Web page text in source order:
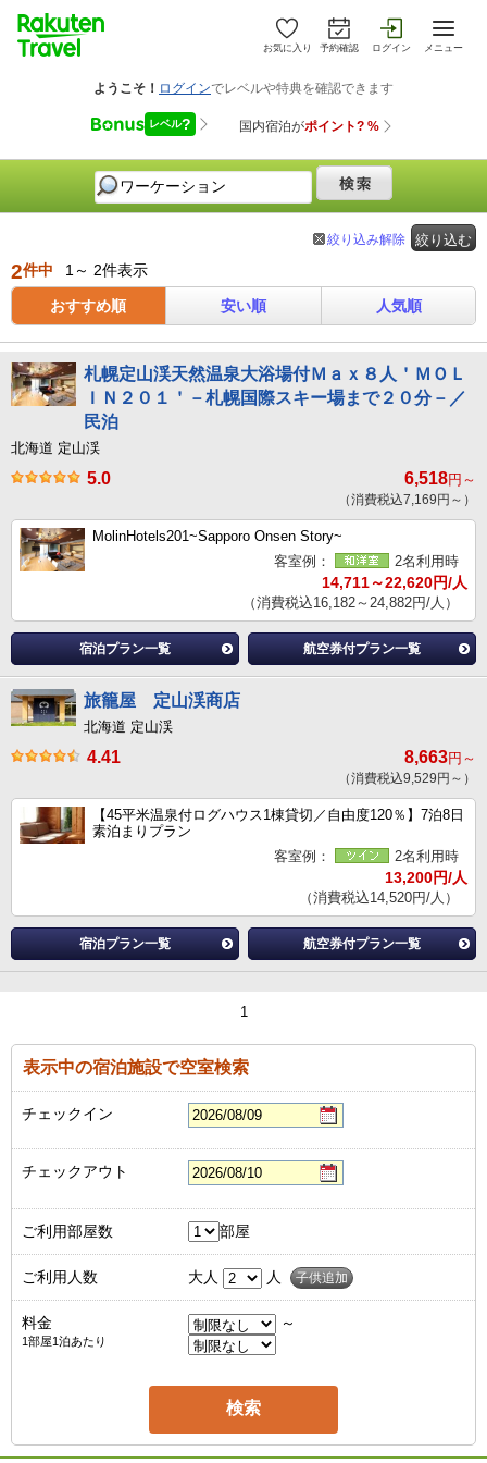
お気に入り 予約確認 ログイン メニュー
絞り込む
絞り込み解除
2件中 1～ 2件表示
おすすめ順 安い順 人気順
札幌定山渓天然温泉大浴場付Ｍａｘ８人＇ＭＯＬ
ＩＮ２０１＇－札幌国際スキー場まで２０分－／
民泊
北海道 定山渓
5.0 6,518円～
（消費税込7,169円～）
MolinHotels201~Sapporo Onsen Story~
客室例：
2名利用時
14,711～22,620円/人
（消費税込16,182～24,882円/人）
宿泊プラン一覧 航空券付プラン一覧
旅籠屋 定山渓商店
北海道 定山渓
4.41 8,663円～
（消費税込9,529円～）
【45平米温泉付ログハウス1棟貸切／自由度120％】7泊8日
素泊まりプラン
客室例：
2名利用時
13,200円/人
（消費税込14,520円/人）
宿泊プラン一覧 航空券付プラン一覧
1
表示中の宿泊施設で空室検索
チェックイン
チェックアウト
ご利用部屋数 部屋
ご利用人数 大人 人 子供追加
料金
1部屋1泊あたり
～